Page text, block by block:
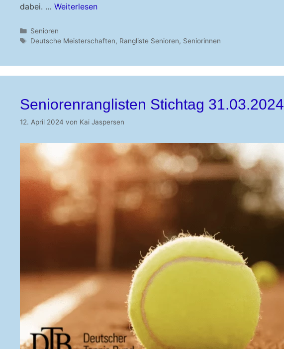
dabei. … Weiterlesen
Kategorien
Senioren
Schlagwörter
Deutsche Meisterschaften, Rangliste Senioren, Seniorinnen
Seniorenranglisten Stichtag 31.03.2024
12. April 2024 von Kai Jaspersen